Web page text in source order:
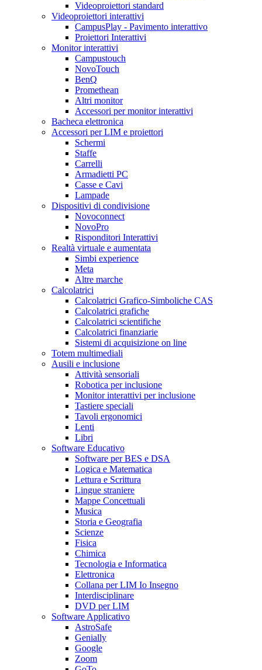
Videoproiettori standard
Videoproiettori interattivi
CampusPlay - Pavimento interattivo
Proiettori Interattivi
Monitor interattivi
Campustouch
NovoTouch
BenQ
Promethean
Altri monitor
Accessori per monitor interattivi
Bacheca elettronica
Accessori per LIM e proiettori
Schermi
Staffe
Carrelli
Armadietti PC
Casse e Cavi
Lampade
Dispositivi di condivisione
Novoconnect
NovoPro
Risponditori Interattivi
Realtà virtuale e aumentata
Simbi experience
Meta
Altre marche
Calcolatrici
Calcolatrici Grafico-Simboliche CAS
Calcolatrici grafiche
Calcolatrici scientifiche
Calcolatrici finanziarie
Sistemi di acquisizione on line
Totem multimediali
Ausili e inclusione
Attività sensoriali
Robotica per inclusione
Monitor interattivi per inclusione
Tastiere speciali
Tavoli ergonomici
Lenti
Libri
Software Educativo
Software per BES e DSA
Logica e Matematica
Lettura e Scrittura
Lingue straniere
Mappe Concettuali
Musica
Storia e Geografia
Scienze
Fisica
Chimica
Tecnologia e Informatica
Elettronica
Collana per LIM Io Insegno
Interdisciplinare
DVD per LIM
Software Applicativo
AstroSafe
Genially
Google
Zoom